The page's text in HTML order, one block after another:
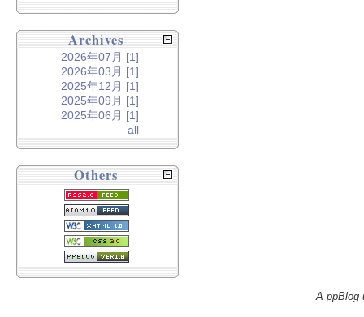
Archives
2026年07月 [1]
2026年03月 [1]
2025年12月 [1]
2025年09月 [1]
2025年06月 [1]
all
Others
A ppBlog